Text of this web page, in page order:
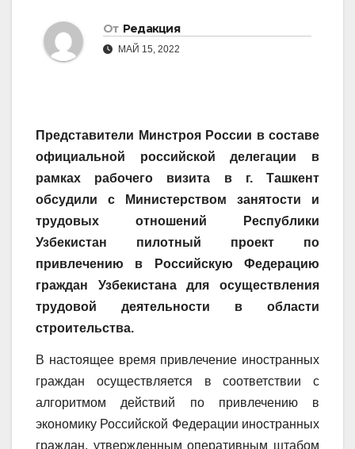
От Редакция
МАЙ 15, 2022
Представители Минстроя России в составе
официальной российской делегации в
рамках рабочего визита в г. Ташкент
обсудили с Министерством занятости и
трудовых отношений Республики
Узбекистан пилотный проект по
привлечению в Российскую Федерацию
граждан Узбекистана для осуществления
трудовой деятельности в области
строительства.
В настоящее время привлечение иностранных
граждан осуществляется в соответствии с
алгоритмом действий по привлечению в
экономику Российской Федерации иностранных
граждан, утвержденным оперативным штабом